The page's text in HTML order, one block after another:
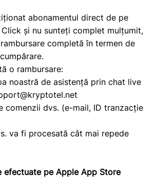
abonamentul direct de pe
Click și nu sunteți complet mulțumit,
completă în termen de
o rambursare:
noastră de asistență prin chat live
comenzii dvs. (e-mail, ID tranzacție
va fi procesată cât mai repede
efectuate pe Apple App Store